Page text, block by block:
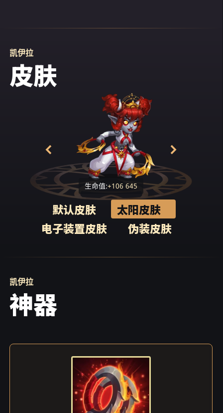
凯伊拉
皮肤
生命值:+106 645
默认皮肤
太阳皮肤
电子装置皮肤
伪装皮肤
凯伊拉
神器